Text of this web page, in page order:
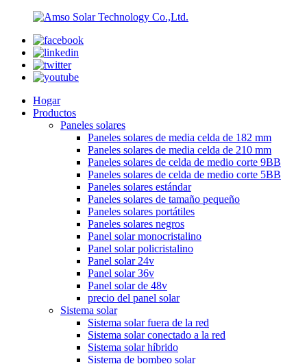
Hogar
Productos
Paneles solares
Paneles solares de media celda de 182 mm
Paneles solares de media celda de 210 mm
Paneles solares de celda de medio corte 9BB
Paneles solares de celda de medio corte 5BB
Paneles solares estándar
Paneles solares de tamaño pequeño
Paneles solares portátiles
Paneles solares negros
Panel solar monocristalino
Panel solar policristalino
Panel solar 24v
Panel solar 36v
Panel solar de 48v
precio del panel solar
Sistema solar
Sistema solar fuera de la red
Sistema solar conectado a la red
Sistema solar híbrido
Sistema de bombeo solar